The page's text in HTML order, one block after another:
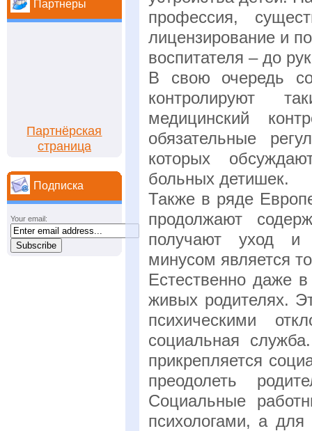
профессия,
лицензирование и
воспитателя – до
В свою очередь
контролируют
медицинский
обязательные
которых
больных детишек.
Также в ряде
продолжают
получают уход и
минусом является
Естественно даже
живых родителях.
психическими
социальная
прикрепляется
преодолеть
Социальные
психологами, а
Партнеры
Партнёрская
страница
Подписка
Your email: